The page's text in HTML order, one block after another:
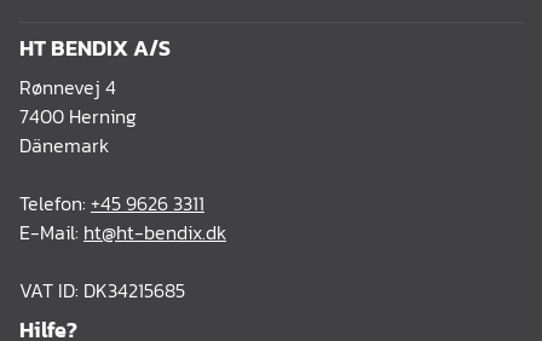
HT BENDIX A/S
Rønnevej 4
7400 Herning
Dänemark
Telefon: +45 9626 3311
E-Mail: ht@ht-bendix.dk
VAT ID: DK34215685
Hilfe?